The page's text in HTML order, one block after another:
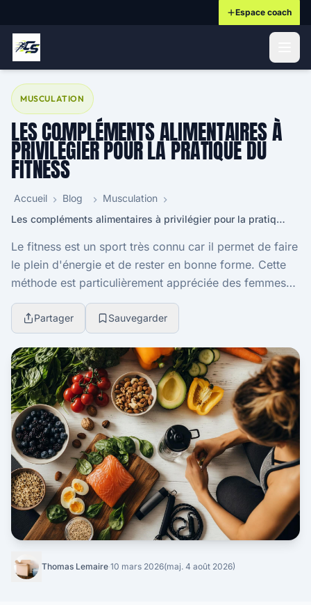
Espace coach
MUSCULATION
LES COMPLÉMENTS ALIMENTAIRES À
PRIVILÉGIER POUR LA PRATIQUE DU
FITNESS
Accueil Blog
Musculation
Les compléments alimentaires à privilégier pour la pratique du fitness
Le fitness est un sport très connu car il permet de faire
le plein d'énergie et de rester en bonne forme. Cette
méthode est particulièrement appréciée des femmes
car les hommes sont plus enclins à op...
Partager Sauvegarder
Thomas Lemaire·10 mars 2026(maj. 4 août 2026)